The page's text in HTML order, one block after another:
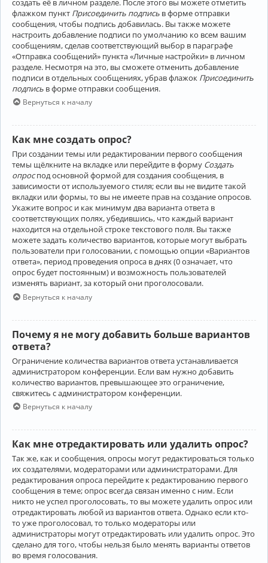
флажком пункт Присоединить подпись в форме отправки
сообщения, чтобы подпись добавилась. Вы также можете
настроить добавление подписи по умолчанию ко всем вашим
сообщениям, сделав соответствующий выбор в параграфе
«Отправка сообщений» пункта «Личные настройки» в личном
разделе. Несмотря на это, вы сможете отменить добавление
подписи в отдельных сообщениях, убрав флажок Присоединить
подпись в форме отправки сообщения.
Вернуться к началу
Как мне создать опрос?
При создании темы или редактировании первого сообщения
темы щёлкните на вкладке или перейдите в форму Создать
опроспод основной формой для создания сообщения, в
зависимости от используемого стиля; если вы не видите такой
вкладки или формы, то вы не имеете прав на создание опросов.
Укажите вопрос и как минимум два варианта ответа в
соответствующих полях, убедившись, что каждый вариант
находится на отдельной строке текстового поля. Вы также
можете задать количество вариантов, которые могут выбрать
пользователи при голосовании, с помощью опции «Вариантов
ответа», период проведения опроса в днях (0 означает, что
опрос будет постоянным) и возможность пользователей
изменять вариант, за который они проголосовали.
Вернуться к началу
Почему я не могу добавить больше вариантов
ответа?
Ограничение количества вариантов ответа устанавливается
администратором конференции. Если вам нужно добавить
количество вариантов, превышающее это ограничение,
свяжитесь с администратором конференции.
Вернуться к началу
Как мне отредактировать или удалить опрос?
Так же, как и сообщения, опросы могут редактироваться только
их создателями, модераторами или администраторами. Для
редактирования опроса перейдите к редактированию первого
сообщения в теме; опрос всегда связан именно с ним. Если
никто не успел проголосовать, то вы можете удалить опрос или
отредактировать любой из вариантов ответа. Однако если кто-
то уже проголосовал, то только модераторы или
администраторы могут отредактировать или удалить опрос. Это
сделано для того, чтобы нельзя было менять варианты ответов
во время голосования.